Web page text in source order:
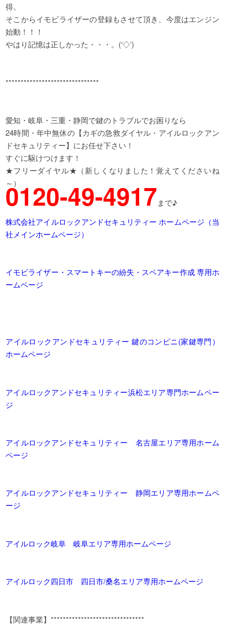
得。
そこからイモビライザーの登録もさせて頂き、今度はエンジン
始動！！！
やはり記憶は正しかった・・・。(‘◇’)ゞ
*******************************
愛知・岐阜・三重・静岡で鍵のトラブルでお困りなら
24時間・年中無休の【カギの急救ダイヤル・アイルロックアン
ドセキュリティー】にお任せ下さい！
すぐに駆けつけます！
★フリーダイヤル★（新しくなりました！覚えてくださいね
～）
0120-49-4917まで♪
株式会社アイルロックアンドセキュリティー ホームページ（当
社メインホームページ）
イモビライザー・スマートキーの紛失・スペアキー作成 専用ホ
ームページ
アイルロックアンドセキュリティー 鍵のコンビニ(家鍵専門）
ホームページ
アイルロックアンドセキュリティー浜松エリア専門ホームペー
ジ
アイルロックアンドセキュリティー 名古屋エリア専用ホーム
ページ
アイルロックアンドセキュリティー 静岡エリア専用ホームペ
ージ
アイルロック岐阜 岐阜エリア専用ホームページ
アイルロック四日市 四日市/桑名エリア専用ホームページ
【関連事業】*******************************